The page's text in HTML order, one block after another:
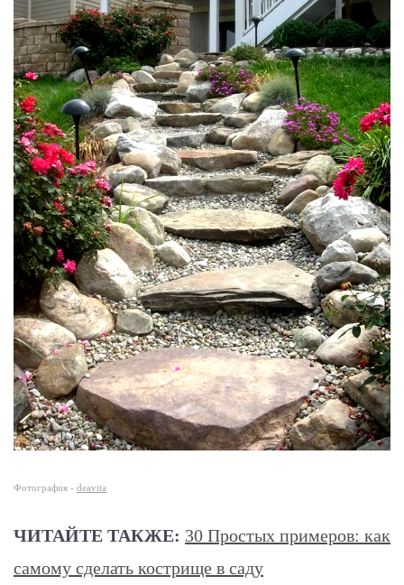
Фотография - deavita
ЧИТАЙТЕ ТАКЖЕ: 30 Простых примеров: как
самому сделать кострище в саду